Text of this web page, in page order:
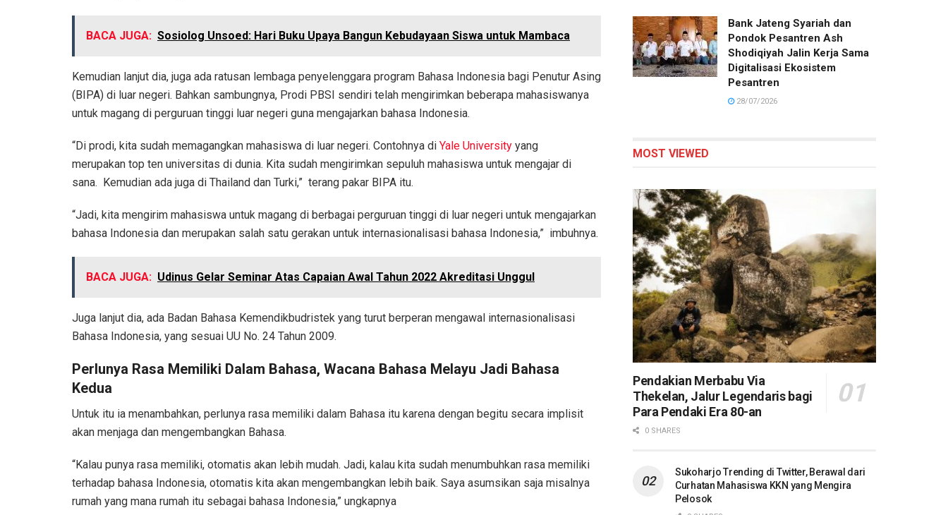
BACA JUGA: Sosiolog Unsoed: Hari Buku Upaya Bangun Kebudayaan Siswa untuk Mambaca
Kemudian lanjut dia, juga ada ratusan lembaga penyelenggara program Bahasa Indonesia bagi Penutur Asing
(BIPA) di luar negeri. Bahkan sambungnya, Prodi PBSI sendiri telah mengirimkan beberapa mahasiswanya
untuk magang di perguruan tinggi luar negeri guna mengajarkan bahasa Indonesia.
“Di prodi, kita sudah memagangkan mahasiswa di luar negeri. Contohnya di Yale University yang
merupakan top ten universitas di dunia. Kita sudah mengirimkan sepuluh mahasiswa untuk mengajar di
sana. Kemudian ada juga di Thailand dan Turki,” terang pakar BIPA itu.
“Jadi, kita mengirim mahasiswa untuk magang di berbagai perguruan tinggi di luar negeri untuk mengajarkan
bahasa Indonesia dan merupakan salah satu gerakan untuk internasionalisasi bahasa Indonesia,” imbuhnya.
BACA JUGA: Udinus Gelar Seminar Atas Capaian Awal Tahun 2022 Akreditasi Unggul
Juga lanjut dia, ada Badan Bahasa Kemendikbudristek yang turut berperan mengawal internasionalisasi
Bahasa Indonesia, yang sesuai UU No. 24 Tahun 2009.
Perlunya Rasa Memiliki Dalam Bahasa, Wacana Bahasa Melayu Jadi Bahasa
Kedua
Untuk itu ia menambahkan, perlunya rasa memiliki dalam Bahasa itu karena dengan begitu secara implisit
akan menjaga dan mengembangkan Bahasa.
“Kalau punya rasa memiliki, otomatis akan lebih mudah. Jadi, kalau kita sudah menumbuhkan rasa memiliki
terhadap bahasa Indonesia, otomatis kita akan mengembangkan lebih baik. Saya asumsikan saja misalnya
rumah yang mana rumah itu sebagai bahasa Indonesia,” ungkapnya
Bank Jateng Syariah dan
Pondok Pesantren Ash
Shodiqiyah Jalin Kerja Sama
Digitalisasi Ekosistem
Pesantren
28/07/2026
MOST VIEWED
Pendakian Merbabu Via
Thekelan, Jalur Legendaris bagi
Para Pendaki Era 80-an
0 SHARES
Sukoharjo Trending di Twitter, Berawal dari
Curhatan Mahasiswa KKN yang Mengira
Pelosok